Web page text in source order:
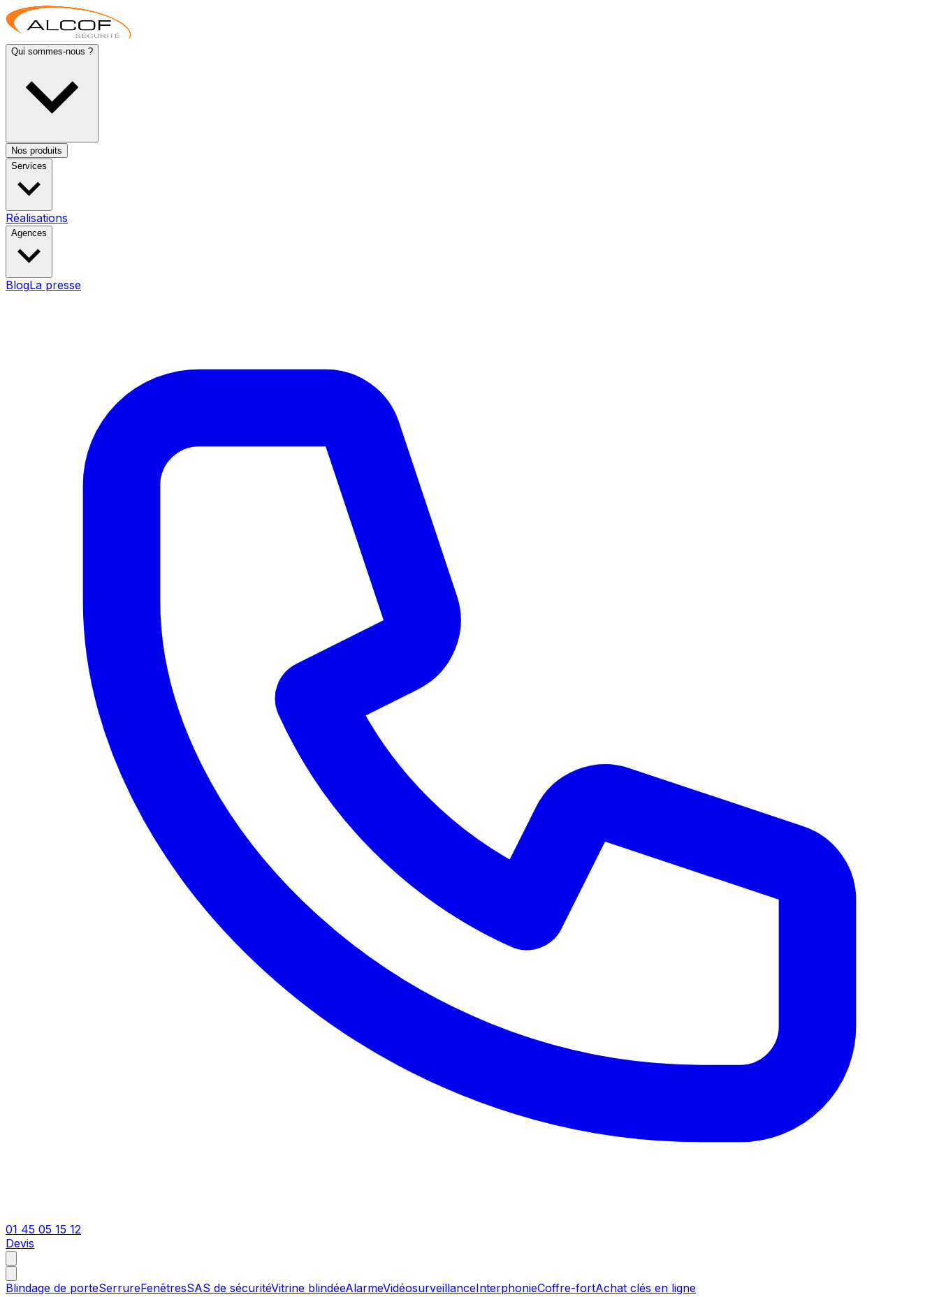
Qui sommes-nous ?
Nos produits
Services
Réalisations
Agences
BlogLa presse
01 45 05 15 12
Devis
Blindage de porteSerrureFenêtresSAS de sécuritéVitrine blindéeAlarmeVidéosurveillanceInterphonieCoffre-fortAchat clés en ligne